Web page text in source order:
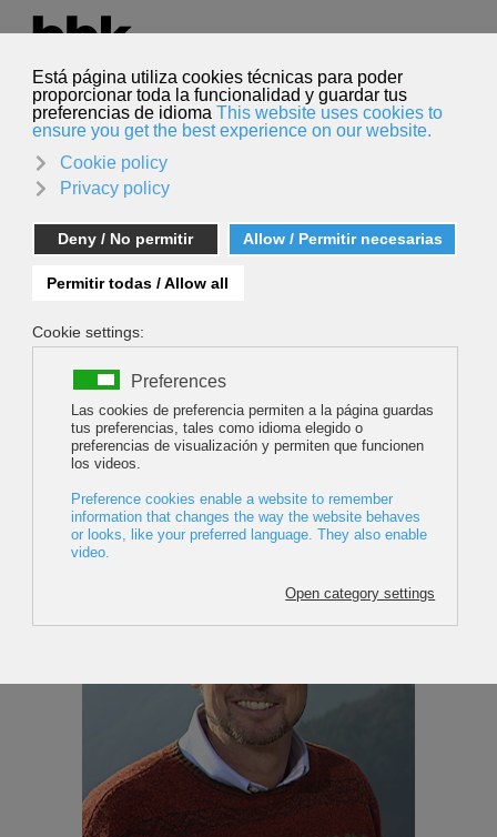
Seleccione su idioma
Español
Buscar
Michael Pause